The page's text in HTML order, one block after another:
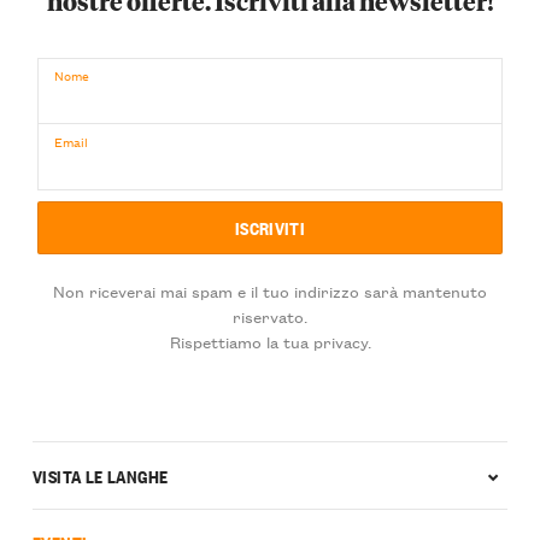
Nome
Email
Non riceverai mai spam e il tuo indirizzo sarà mantenuto
riservato.
Rispettiamo la tua privacy.
VISITA LE LANGHE